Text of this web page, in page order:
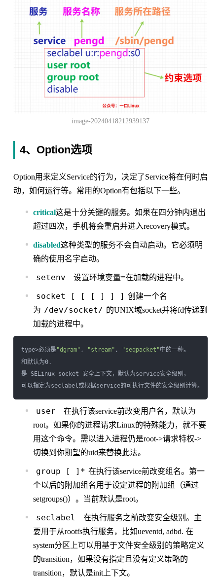
image-20240418212939137
4、Option选项
Option用来定义Service的行为，决定了Service将在何时启
动，如何运行等。常用的Option有包括以下一些。
critical这是十分关键的服务。如果在四分钟内退出
超过四次，手机将会重启并进入recovery模式。
disabled这种类型的服务不会自动启动。它必须明
确的使用名字启动。
setenv 设置环境变量=在加载的进程中。
socket [ [ [ ] ] ] 创建一个名
为 /dev/socket/ 的UNIX域socket并将fd传递到
加载的进程中。
type>必须是"dgram" , "stream" , "seqpacket"
和
是 SELinux socket 安全上下文，默认为service安全级别，
user
在执行该service前改变用户名，默认为
root。如果你的进程请求Linux的特殊能力，就不要
用这个命令。需以进入进程仍是root->请求特权->
切换到你期望的uid来替换此法。
group [ ]* 在执行该service前改变组名。第一
个以后的附加组名用于设定进程的附加组（通过
setgroups()）。当前默认是root。
seclabel
在执行服务之前改变安全级别。主
要用于从rootfs执行服务，比如ueventd, adbd. 在
system分区上可以用基于文件安全级别的策略定义
的transition，如果没有指定且没有定义策略的
transition，默认是init上下文。